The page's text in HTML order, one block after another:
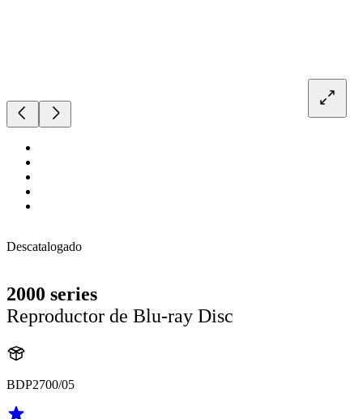
Descatalogado
2000 series
Reproductor de Blu-ray Disc
BDP2700/05